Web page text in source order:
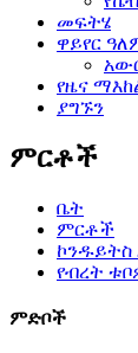
መፍትሄ
ዋይየር
የዜና
ያግኙን
ምርቶች
ቤት
ምርቶች
የብረት
ምድቦች